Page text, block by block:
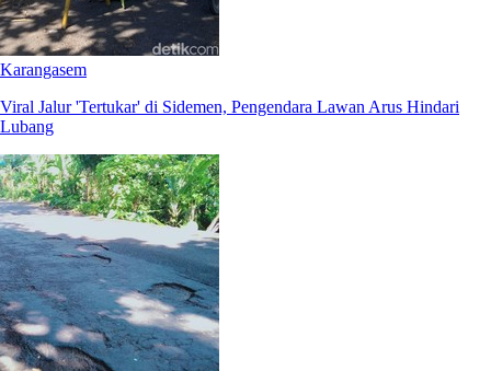
Karangasem
Viral Jalur 'Tertukar' di Sidemen, Pengendara Lawan Arus Hindari
Lubang